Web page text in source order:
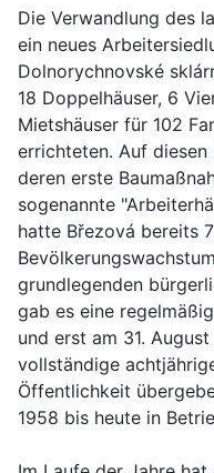
Die Verwandlung des
ein neues
Dolnorychnovské
18 Doppelhäuser, 6
Mietshäuser für 102
errichteten. Auf
deren erste
sogenannte
hatte Březová bereits
grundlegenden
gab es eine
und erst am 31.
vollständige
Öffentlichkeit
1958 bis heute in